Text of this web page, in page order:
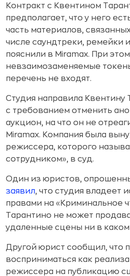
Контракт с Квентином
предполагает, что у него
часть материалов,
числе саундтреки, ремейки
пояснили в Miramax. При этом
невзаимозаменяемые
перечень не входят.
Студия направила Квентину
с требованием отменить
аукцион, на что он не
Miramax. Компания была
режиссера, которого
сотрудником», в суд.
Один из юристов,
заявил, что студия владеет
правами на «Криминальное
Тарантино не может
удаленные сцены ни в
Другой юрист сообщил, что
восприниматься как
режиссера на публикацию